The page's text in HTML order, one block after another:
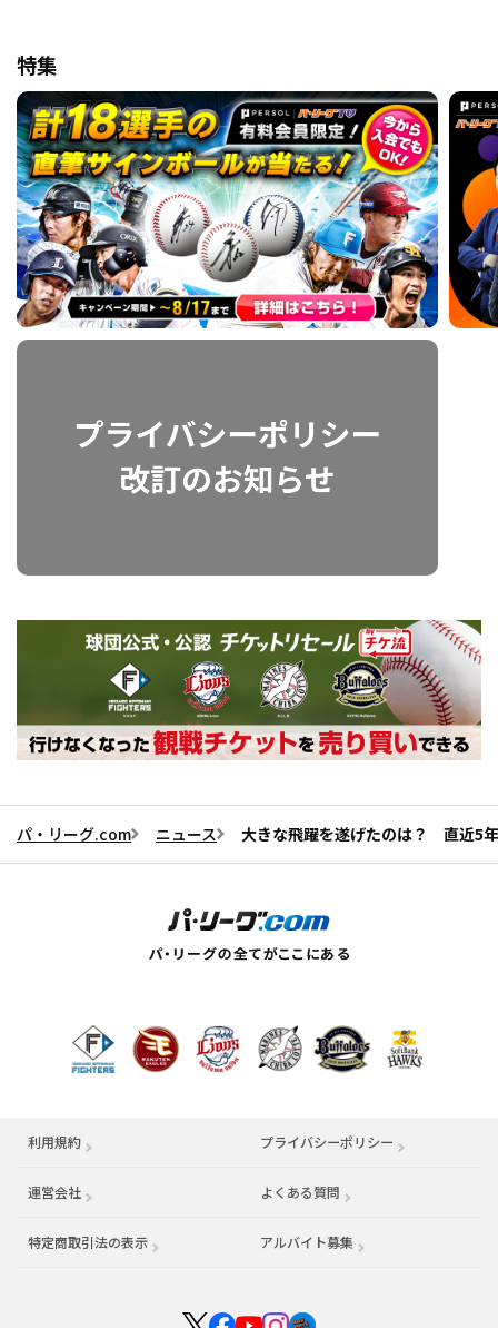
特集
パ・リーグ.com ニュース 大きな飛躍を遂げたのは？ 直近5
利用規約 プライバシーポリシー
運営会社 （別ウィンドウで開く） よくある質問
特定商取引法の表示 アルバイト募集 （別ウィンドウで開く